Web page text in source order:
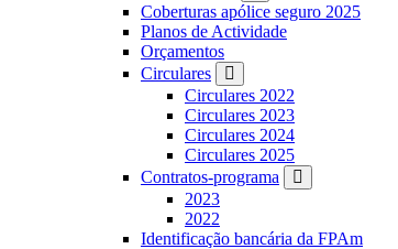
Coberturas apólice seguro 2025
Planos de Actividade
Orçamentos
Circulares
Circulares 2022
Circulares 2023
Circulares 2024
Circulares 2025
Contratos-programa
2023
2022
Identificação bancária da FPAm